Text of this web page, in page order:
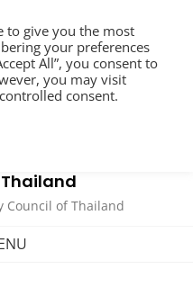
Council of Thailand
to give you the most
your preferences
All”, you consent to
you may visit
consent.